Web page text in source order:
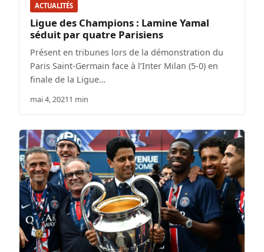
ACTUALITÉS
Ligue des Champions : Lamine Yamal
séduit par quatre Parisiens
Présent en tribunes lors de la démonstration du
Paris Saint-Germain face à l’Inter Milan (5-0) en
finale de la Ligue…
mai 4, 20211 min